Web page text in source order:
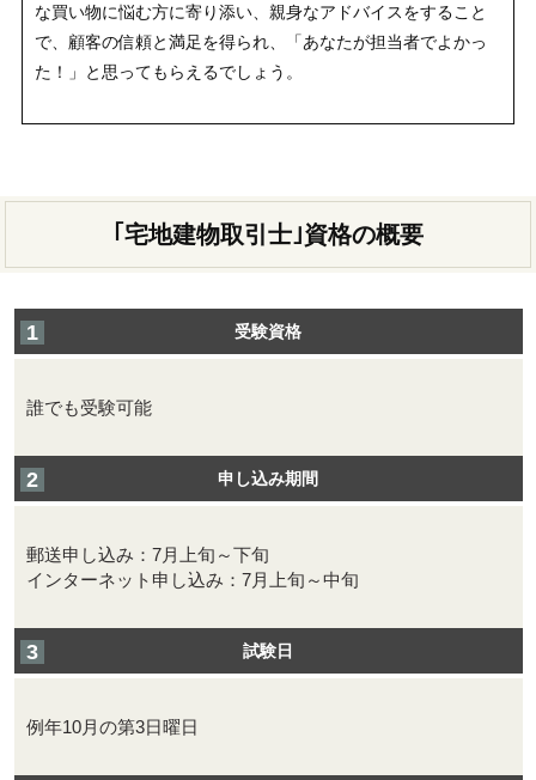
な買い物に悩む方に寄り添い、親身なアドバイスをすること
で、顧客の信頼と満足を得られ、「あなたが担当者でよかっ
た！」と思ってもらえるでしょう。
｢宅地建物取引士｣資格の概要
受験資格
誰でも受験可能
申し込み期間
郵送申し込み：7月上旬～下旬
インターネット申し込み：7月上旬～中旬
試験日
例年10月の第3日曜日